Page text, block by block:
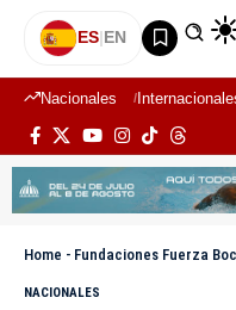
ES|EN
Nacionales
Home - Fundaciones Fuerza Bochista y Juan
NACIONALES